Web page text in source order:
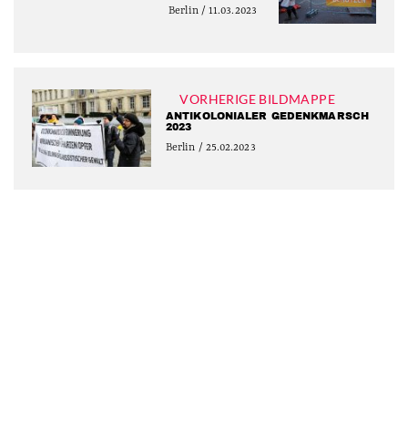
Berlin / 11.03.2023
VORHERIGE BILDMAPPE
ANTIKOLONIALER GEDENKMARSCH
2023
Berlin / 25.02.2023